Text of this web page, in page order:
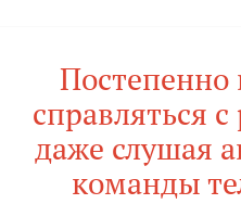
Постепенно
справляться
даже слушая
команды